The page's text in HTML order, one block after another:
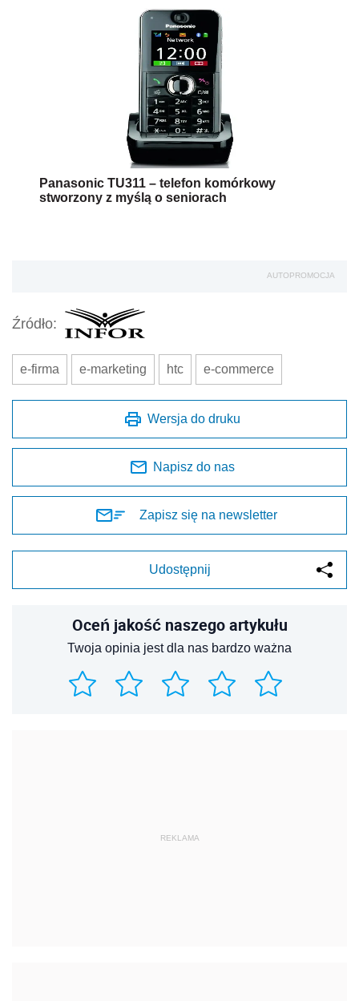
Panasonic TU311 – telefon komórkowy
stworzony z myślą o seniorach
AUTOPROMOCJA
Źródło:
e-firma e-marketing htc e-commerce
Wersja do druku
Napisz do nas
Zapisz się na newsletter
Udostępnij
Oceń jakość naszego artykułu
Twoja opinia jest dla nas bardzo ważna
REKLAMA